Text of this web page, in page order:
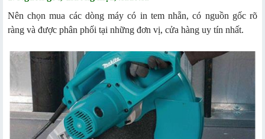
Nên chọn mua các dòng máy có in tem nhẵn, có nguồn gốc rõ
ràng và được phân phối tại những đơn vị, cửa hàng uy tín nhất.